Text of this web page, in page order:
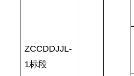
ZCCDDJJL-
1标段